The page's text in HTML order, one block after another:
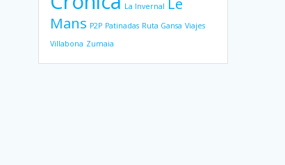
La Invernal
Mans P2P Patinadas Ruta Gansa Viajes
Villabona Zumaia